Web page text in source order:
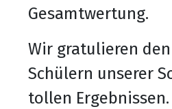
Gesamtwertung.
Wir gratulieren den
Schülern unserer
tollen Ergebnissen.